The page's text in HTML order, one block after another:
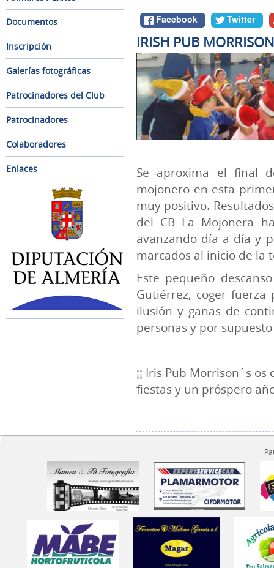
Documentos
Inscripción
Galerías fotográficas
Patrocinadores del Club
Patrocinadores
Colaboradores
Enlaces
Facebook Twitter
IRISH PUB
Se aproxima el final
mojonero en esta
muy positivo.
del CB La Mojonera
avanzando día a día y
marcados al inicio de la
Este pequeño
Gutiérrez, coger
ilusión y ganas de
personas y por
¡¡ Iris Pub Morrison´s
fiestas y un próspero